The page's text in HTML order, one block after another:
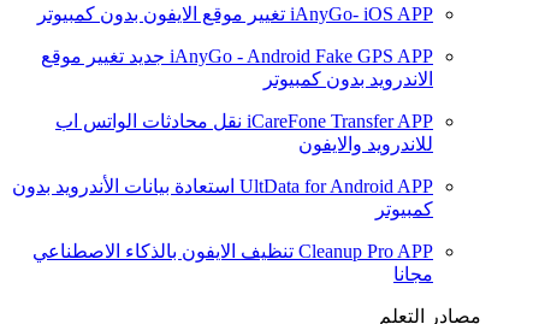
iAnyGo- iOS APP تغيير موقع الايفون بدون كمبيوتر
iAnyGo - Android Fake GPS APP جديد تغيير موقع
الاندرويد بدون كمبيوتر
iCareFone Transfer APP نقل محادثات الواتس اب
للاندرويد والايفون
UltData for Android APP استعادة بيانات الأندرويد بدون
كمبيوتر
Cleanup Pro APP تنظيف الايفون بالذكاء الاصطناعي
مجانا
مصادر التعلم